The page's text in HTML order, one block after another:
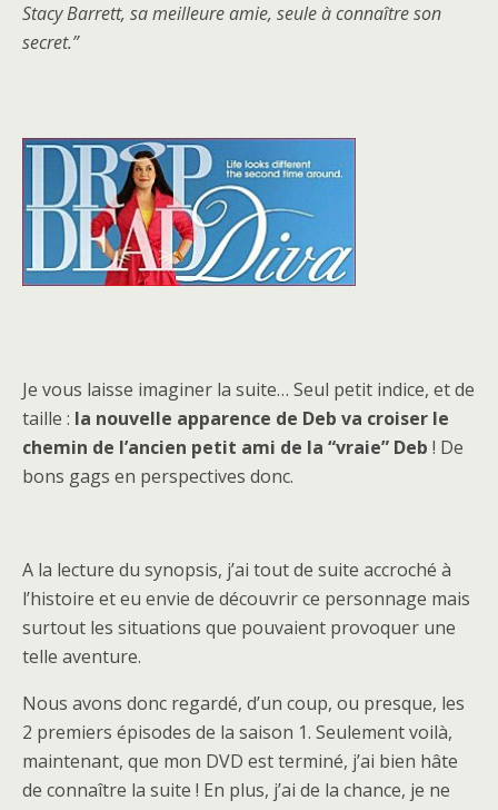
Stacy Barrett, sa meilleure amie, seule à connaître son
secret.”
Je vous laisse imaginer la suite… Seul petit indice, et de
taille : la nouvelle apparence de Deb va croiser le
chemin de l’ancien petit ami de la “vraie” Deb ! De
bons gags en perspectives donc.
A la lecture du synopsis, j’ai tout de suite accroché à
l’histoire et eu envie de découvrir ce personnage mais
surtout les situations que pouvaient provoquer une
telle aventure.
Nous avons donc regardé, d’un coup, ou presque, les
2 premiers épisodes de la saison 1. Seulement voilà,
maintenant, que mon DVD est terminé, j’ai bien hâte
de connaître la suite ! En plus, j’ai de la chance, je ne